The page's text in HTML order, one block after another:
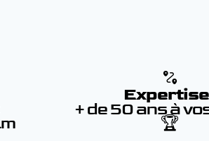
Expertise
+ de 50 ans à
🏆